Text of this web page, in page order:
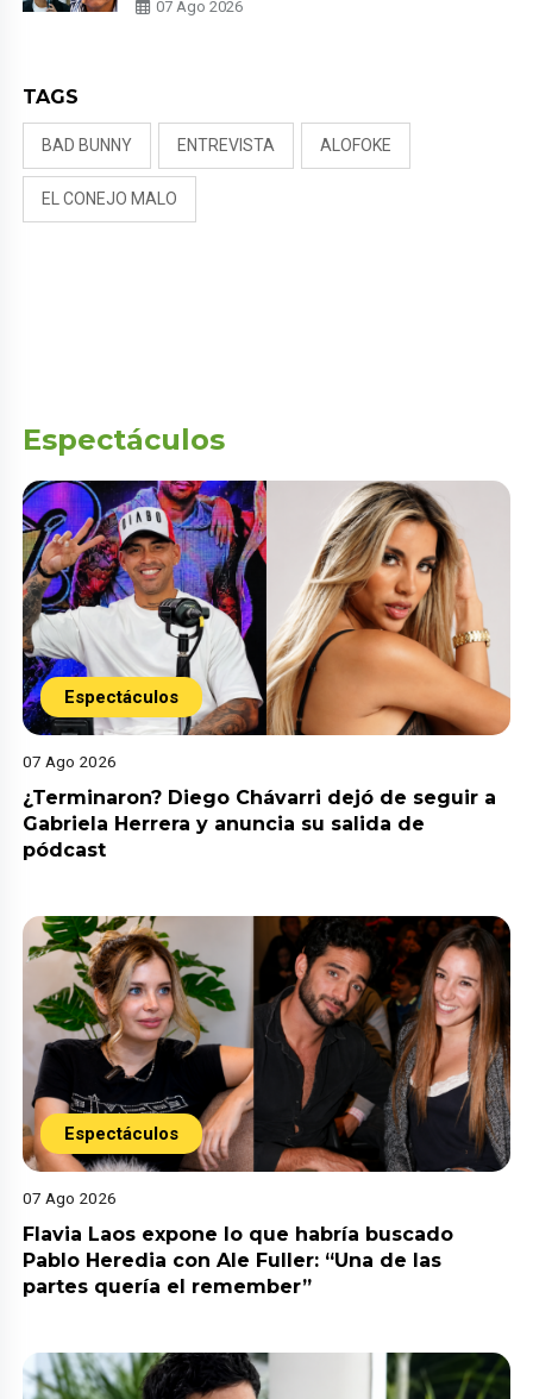
NALDY SALDAÑA
07 Ago 2026
TAGS
BAD BUNNY ENTREVISTA ALOFOKE
EL CONEJO MALO
Espectáculos
Espectáculos
07 Ago 2026
¿Terminaron? Diego Chávarri dejó de seguir a
Gabriela Herrera y anuncia su salida de
pódcast
Espectáculos
07 Ago 2026
Flavia Laos expone lo que habría buscado
Pablo Heredia con Ale Fuller: “Una de las
partes quería el remember”